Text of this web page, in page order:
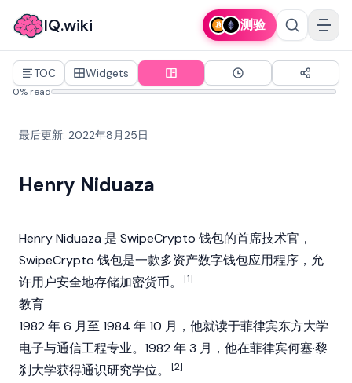
IQ.wiki 测验
TOC Widgets
0% read
最后更新: 2022年8月25日
Henry Niduaza
Henry Niduaza 是 SwipeCrypto 钱包的首席技术官，
SwipeCrypto 钱包是一款多资产数字钱包应用程序，允
许用户安全地存储加密货币。 [1]
教育
1982 年 6 月至 1984 年 10 月，他就读于菲律宾东方大学
电子与通信工程专业。1982 年 3 月，他在菲律宾何塞·黎
刹大学获得通识研究学位。
[2]